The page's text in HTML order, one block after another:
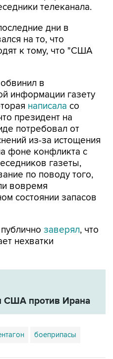
телеканала.
дни в
на то, что
к тому, что "США
в
информации газету
написала со
президент на
потребовал от
из-за истощения
фоне конфликта с
газеты,
по поводу того,
вовремя
состоянии запасов
заверял, что
нехватки
США против Ирана
боеприпасы